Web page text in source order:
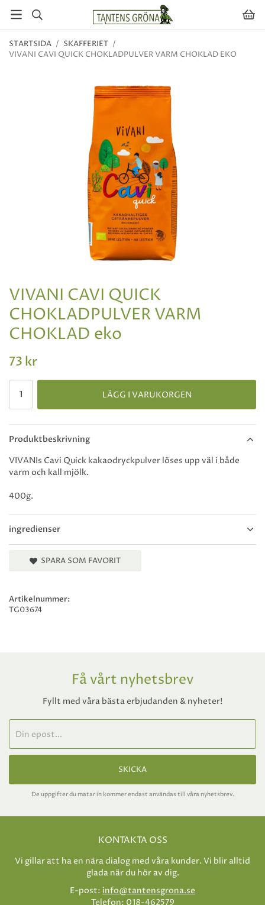
STARTSIDA / SKAFFERIET /
VIVANI CAVI QUICK CHOKLADPULVER VARM CHOKLAD EKO
VIVANI CAVI QUICK
CHOKLADPULVER VARM
CHOKLAD eko
73 kr
LÄGG I VARUKORGEN
Produktbeskrivning
ingredienser
VIVANIs Cavi Quick kakaodryckpulver löses upp väl i både
varm och kall mjölk.
400g.
SPARA SOM FAVORIT
Artikelnummer:
TG03674
Få vårt nyhetsbrev
Fyllt med våra bästa erbjudanden & nyheter!
SKICKA
De uppgifter du matar in kommer endast användas till våra nyhetsbrev.
KONTAKTA OSS
Vi gillar att ha en nära dialog med våra kunder. Vi blir alltid
glada när du hör av dig.
E-post: info@tantensgrona.se
Telefon: 018-462579